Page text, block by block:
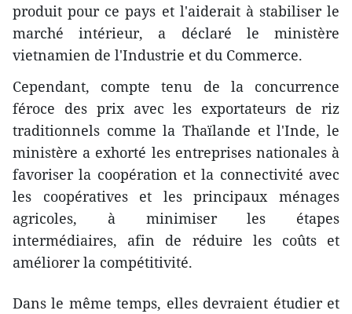
produit pour ce pays et l'aiderait à stabiliser le
marché intérieur, a déclaré le ministère
vietnamien de l'Industrie et du Commerce.
Cependant, compte tenu de la concurrence
féroce des prix avec les exportateurs de riz
traditionnels comme la Thaïlande et l'Inde, le
ministère a exhorté les entreprises nationales à
favoriser la coopération et la connectivité avec
les coopératives et les principaux ménages
agricoles, à minimiser les étapes
intermédiaires, afin de réduire les coûts et
améliorer la compétitivité.
Dans le même temps, elles devraient étudier et